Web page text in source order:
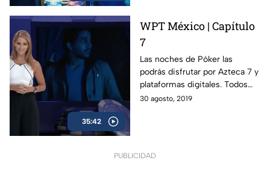
35:42
WPT México | Capítulo
7
Las noches de Póker las
podrás disfrutar por Azteca 7 y
plataformas digitales. Todos
los viernes a las 11 PM.
30 agosto, 2019
PUBLICIDAD